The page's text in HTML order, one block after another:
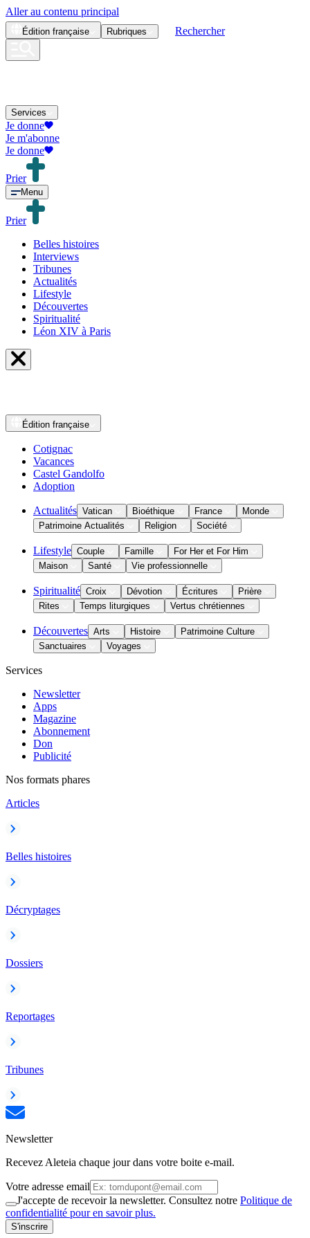
Aller au contenu principal
Édition française Rubriques Rechercher
Services
Je donne
Je m'abonne
Je donne
Prier
Menu
Prier
Belles histoires
Interviews
Tribunes
Actualités
Lifestyle
Découvertes
Spiritualité
Léon XIV à Paris
Édition française
Cotignac
Vacances
Castel Gandolfo
Adoption
Actualités Vatican Bioéthique France
Monde
Patrimoine Actualités
Religion Société
Lifestyle Couple Famille
For Her et For Him
Maison
Santé Vie professionnelle
Spiritualité Croix Dévotion Écritures
Prière
Rites
Temps liturgiques Vertus chrétiennes
Découvertes Arts Histoire
Patrimoine Culture
Sanctuaires
Voyages
Services
Newsletter
Apps
Magazine
Abonnement
Don
Publicité
Nos formats phares
Articles
Belles histoires
Décryptages
Dossiers
Reportages
Tribunes
Newsletter
Recevez Aleteia chaque jour dans votre boite e-mail.
Votre adresse email
J'accepte de recevoir la newsletter. Consultez notre Politique de
confidentialité pour en savoir plus.
S'inscrire